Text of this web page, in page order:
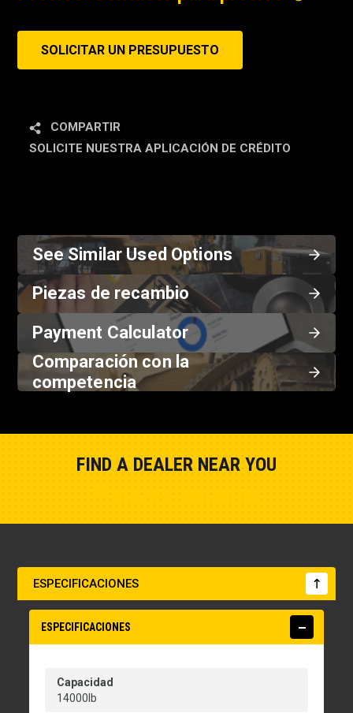
SOLICITAR UN PRESUPUESTO
COMPARTIR
SOLICITE NUESTRA APLICACIÓN DE CRÉDITO
See Similar Used Options
Piezas de recambio
Payment Calculator
Comparación con la
competencia
FIND A DEALER NEAR YOU
ESPECIFICACIONES
ESPECIFICACIONES
Capacidad
14000lb